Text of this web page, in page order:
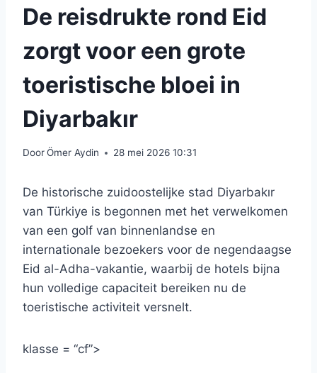
De reisdrukte rond Eid
zorgt voor een grote
toeristische bloei in
Diyarbakır
DoorÖmer Aydin 28 mei 2026 10:31
De historische zuidoostelijke stad Diyarbakır
van Türkiye is begonnen met het verwelkomen
van een golf van binnenlandse en
internationale bezoekers voor de negendaagse
Eid al-Adha-vakantie, waarbij de hotels bijna
hun volledige capaciteit bereiken nu de
toeristische activiteit versnelt.
klasse = “cf”>